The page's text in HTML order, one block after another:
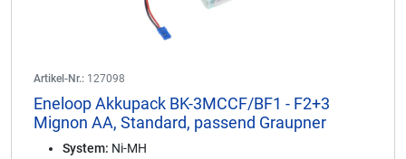
Artikel-Nr.: 127098
Eneloop Akkupack BK-3MCCF/BF1 - F2+3
Mignon AA, Standard, passend Graupner
System: Ni-MH